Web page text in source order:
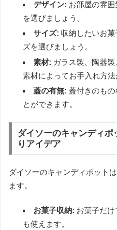
デザイン: お部屋の雰
を選びましょう。
サイズ: 収納したいお
ズを選びましょう。
素材: ガラス製、陶器製
素材によってお手入れ方法
蓋の有無: 蓋付きのもの
とができます。
ダイソーのキャンディポ
りアイデア
ダイソーのキャンディポット
ます。
お菓子収納: お菓子だ
も使えます。